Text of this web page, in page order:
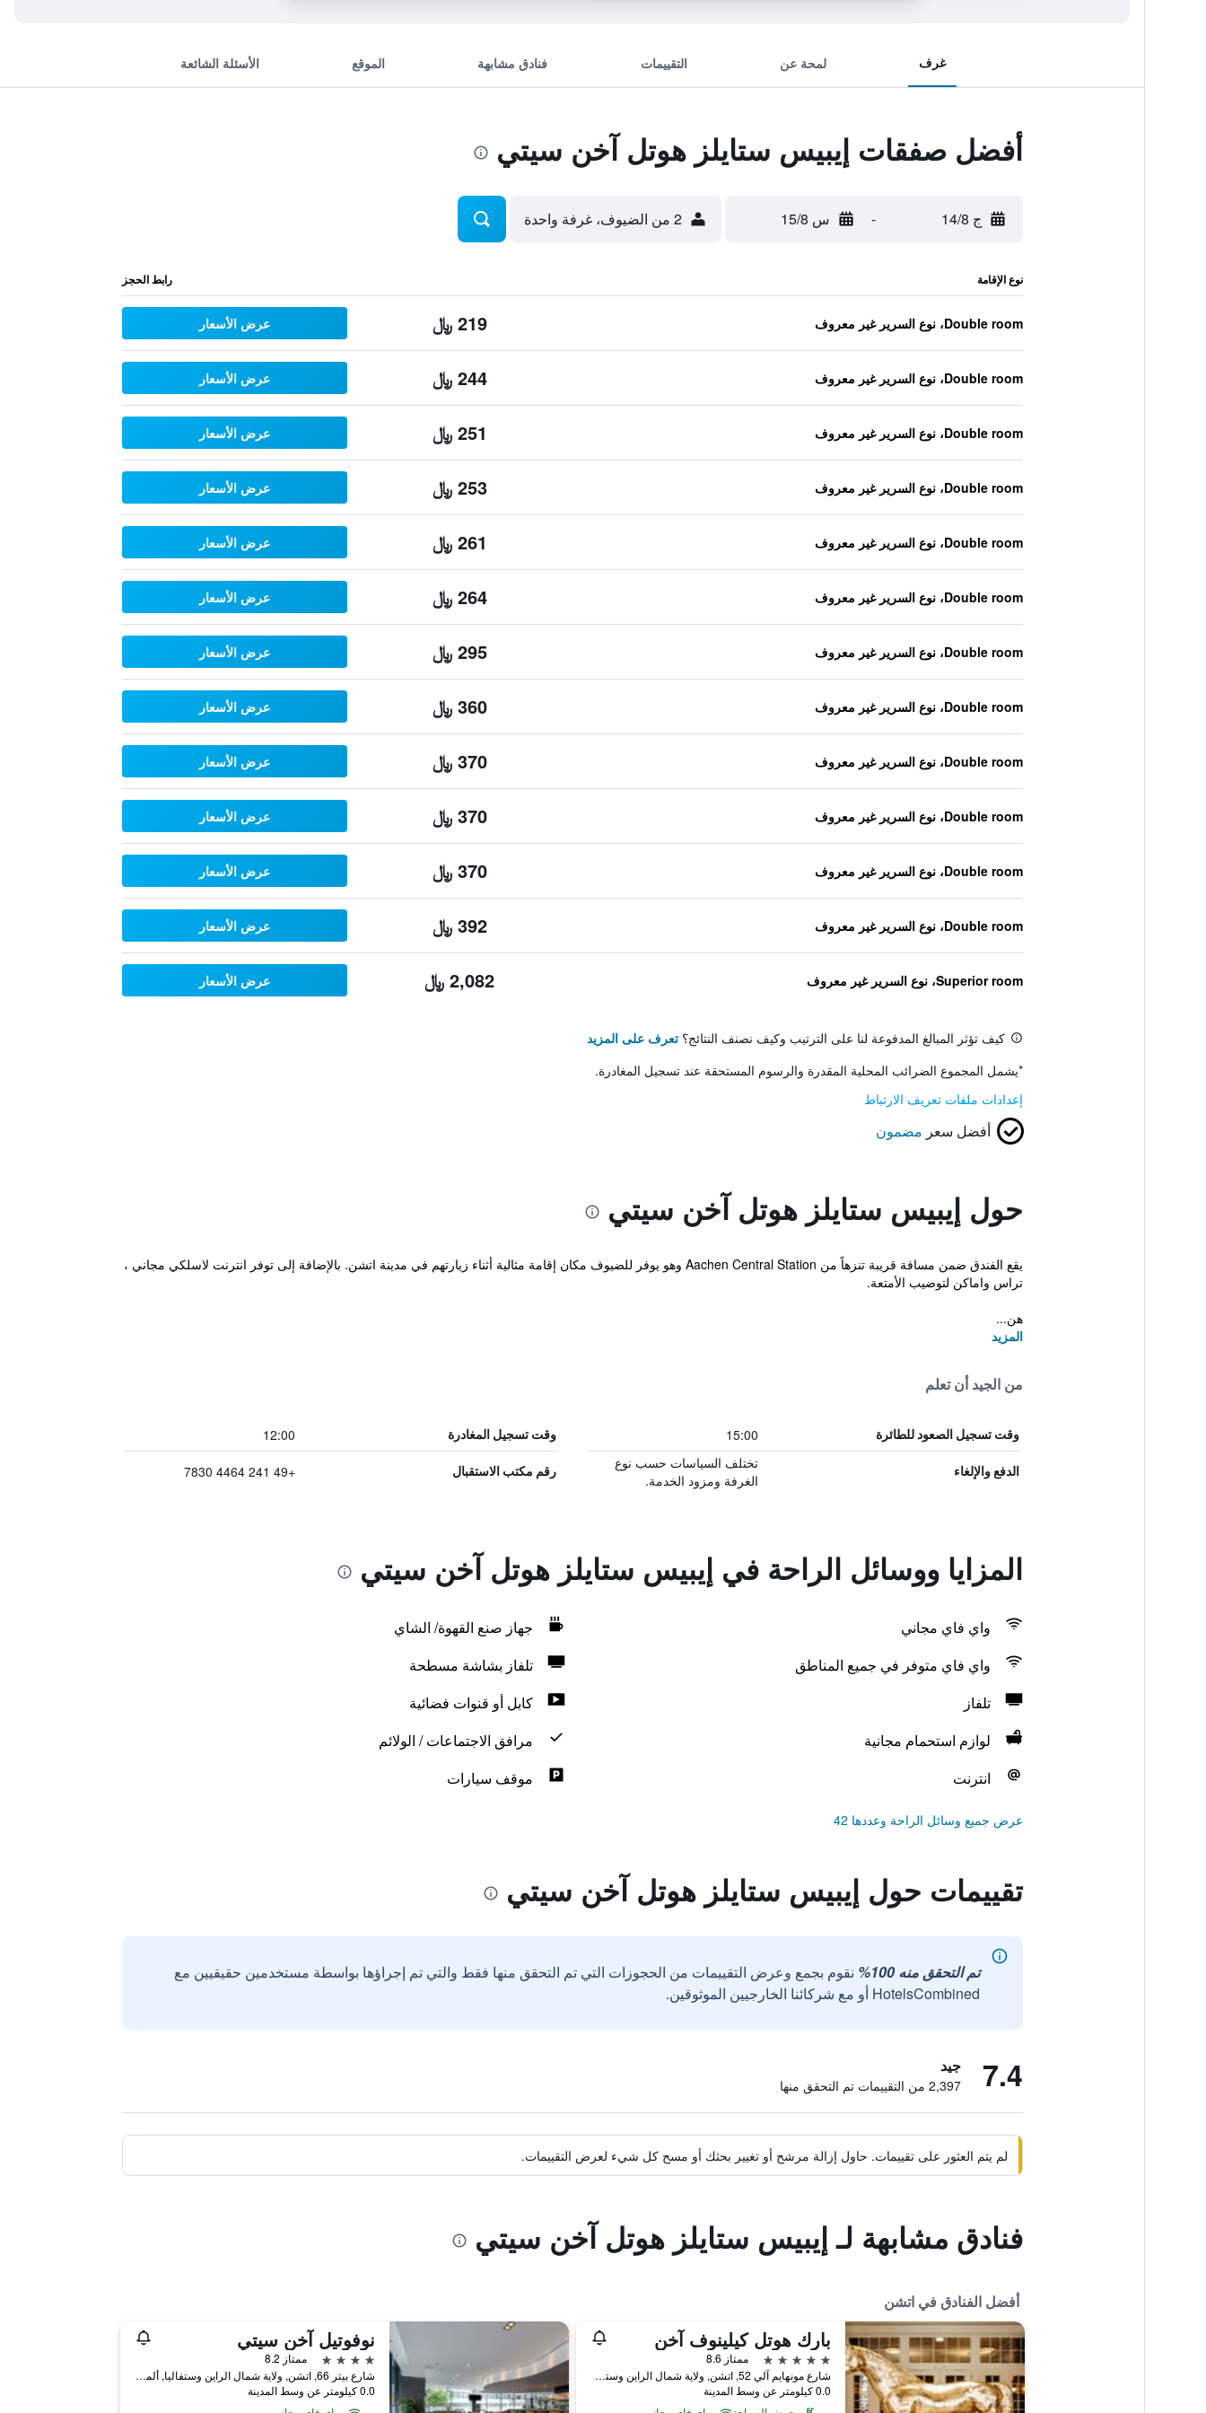
غرف لمحة عن التقييمات فنادق مشابهة الموقع الأسئلة الشائعة
أفضل صفقات إيبيس ستايلز هوتل آخن سيتي
ج 14/8 - س 15/8 2 من الضيوف، غرفة واحدة
نوع الإقامة رابط الحجز
Double room، نوع السرير غير معروف 219 ﷼ عرض الأسعار
Double room، نوع السرير غير معروف 244 ﷼ عرض الأسعار
Double room، نوع السرير غير معروف 251 ﷼ عرض الأسعار
Double room، نوع السرير غير معروف 253 ﷼ عرض الأسعار
Double room، نوع السرير غير معروف 261 ﷼ عرض الأسعار
Double room، نوع السرير غير معروف 264 ﷼ عرض الأسعار
Double room، نوع السرير غير معروف 295 ﷼ عرض الأسعار
Double room، نوع السرير غير معروف 360 ﷼ عرض الأسعار
Double room، نوع السرير غير معروف 370 ﷼ عرض الأسعار
Double room، نوع السرير غير معروف 370 ﷼ عرض الأسعار
Double room، نوع السرير غير معروف 370 ﷼ عرض الأسعار
Double room، نوع السرير غير معروف 392 ﷼ عرض الأسعار
Superior room، نوع السرير غير معروف 2,082 ﷼ عرض الأسعار
كيف تؤثر المبالغ المدفوعة لنا على الترتيب وكيف نصنف النتائج؟ تعرف على المزيد
*يشمل المجموع الضرائب المحلية المقدرة والرسوم المستحقة عند تسجيل المغادرة.
إعدادات ملفات تعريف الارتباط
أفضل سعر مضمون
حول إيبيس ستايلز هوتل آخن سيتي
يقع الفندق ضمن مسافة قريبة تنزهاً من Aachen Central Station وهو يوفر للضيوف مكان إقامة مثالية أثناء زيارتهم في مدينة اتشن. بالإضافة إلى توفر انترنت لاسلكي مجاني ،
تراس واماكن لتوضيب الأمتعة.
هن...
المزيد
من الجيد أن تعلم
وقت تسجيل الصعود للطائرة 15:00 وقت تسجيل المغادرة 12:00
الدفع والإلغاء
تختلف السياسات حسب نوع
الغرفة ومزود الخدمة.
رقم مكتب الاستقبال +49 241 4464 7830
المزايا ووسائل الراحة في إيبيس ستايلز هوتل آخن سيتي
واي فاي مجاني
جهاز صنع القهوة/ الشاي
واي فاي متوفر في جميع المناطق
تلفاز بشاشة مسطحة
تلفاز
كابل أو قنوات فضائية
لوازم استحمام مجانية
مرافق الاجتماعات / الولائم
انترنت
موقف سيارات
عرض جميع وسائل الراحة وعددها 42
تقييمات حول إيبيس ستايلز هوتل آخن سيتي
تم التحقق منه 100%
نقوم بجمع وعرض التقييمات من الحجوزات التي تم التحقق منها فقط والتي تم إجراؤها بواسطة مستخدمين حقيقيين مع
HotelsCombined أو مع شركائنا الخارجيين الموثوقين.
7.4 جيد
2,397 من التقييمات تم التحقق منها
لم يتم العثور على تقييمات. حاول إزالة مرشح أو تغيير بحثك أو مسح كل شيء لعرض التقييمات.
فنادق مشابهة لـ إيبيس ستايلز هوتل آخن سيتي
أفضل الفنادق في اتشن
بارك هوتل كيلينوف آخن
5 نجوم
ممتاز 8.6
شارع مونهايم آلي 52, اتشن, ولاية شمال الراين وستفاليا, ألمانيا
0.0 كيلومتر عن وسط المدينة
نوفوتيل آخن سيتي
4 نجوم
ممتاز 8.2
شارع بيتر 66, اتشن, ولاية شمال الراين وستفاليا, ألمانيا
0.0 كيلومتر عن وسط المدينة